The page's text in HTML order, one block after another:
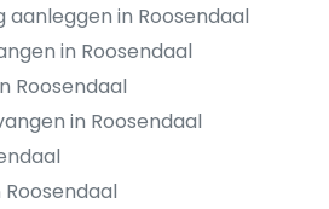
aanleggen in Roosendaal
in Roosendaal
Roosendaal
in Roosendaal